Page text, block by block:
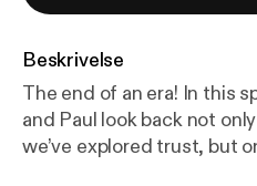
Beskrivelse
The end of an era! In this
and Paul look back not
we’ve explored trust, but